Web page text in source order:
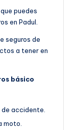
puedes
en Padul.
seguros de
a tener en
básico
accidente.
moto.